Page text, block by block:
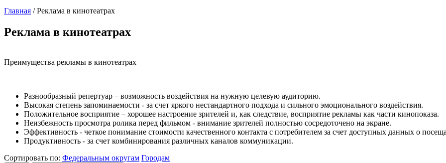
Главная /Реклама в кинотеатрах
Реклама в кинотеатрах
Преимущества рекламы в кинотеатрах
Разнообразный репертуар – возможность воздействия на нужную целевую аудиторию.
Высокая степень запоминаемости - за счет яркого нестандартного подхода и сильного эмоционального воздействия.
Положительное восприятие – хорошее настроение зрителей и, как следствие, восприятие рекламы как части кинопоказа.
Неизбежность просмотра ролика перед фильмом - внимание зрителей полностью сосредоточено на экране.
Эффективность - четкое понимание стоимости качественного контакта с потребителем за счет доступных данных о
Продуктивность - за счет комбинирования различных каналов коммуникации.
Сортировать по: Федеральным округам Городам